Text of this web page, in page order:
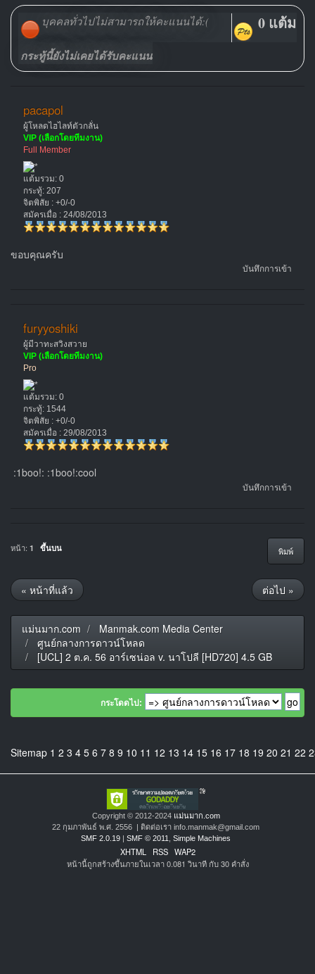
บุคคลทั่วไปไม่สามารถให้คะแนนได้:( 0 แต้ม
กระทู้นี้ยังไม่เคยได้รับคะแนน
pacapol
ผู้โหลดไฮไลท์ตัวกลั่น
VIP (เลือกโดยทีมงาน)
Full Member
แต้มรวม: 0
กระทู้: 207
จิตพิสัย : +0/-0
สมัครเมื่อ : 24/08/2013
ขอบคุณครับ
บันทึกการเข้า
furyyoshiki
ผู้มีวาทะสวิงสวาย
VIP (เลือกโดยทีมงาน)
Pro
แต้มรวม: 0
กระทู้: 1544
จิตพิสัย : +0/-0
สมัครเมื่อ : 29/08/2013
:1boo!: :1boo!:cool
บันทึกการเข้า
พิมพ์
หน้า: 1 ขึ้นบน
« หน้าที่แล้ว ต่อไป »
แม่นมาก.com
Manmak.com Media Center
ศูนย์กลางการดาวน์โหลด
[UCL] 2 ต.ค. 56 อาร์เซน่อล v. นาโปลี [HD720] 4.5 GB
กระโดดไป:
Sitemap 1 2 3 4 5 6 7 8 9 10 11 12 13 14 15 16 17 18 19 20 21 22
Copyright © 2012-2024 แม่นมาก.com
22 กุมภาพันธ์ พ.ศ. 2556 | ติดต่อเรา info.manmak@gmail.com
SMF 2.0.19 | SMF © 2011 Simple Machines
XHTML RSS WAP2
หน้านี้ถูกสร้างขึ้นภายในเวลา 0.081 วินาที กับ 30 คำสั่ง